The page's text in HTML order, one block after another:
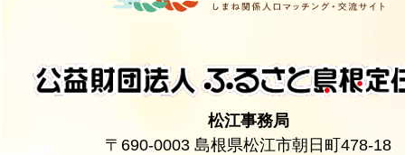
松江事務局
〒690-0003 島根県松江市朝日町478-18